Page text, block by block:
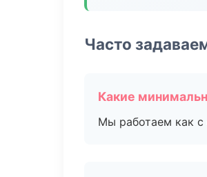
Часто
Какие
Мы работаем как